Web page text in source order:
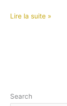
Lire la suite »
Search